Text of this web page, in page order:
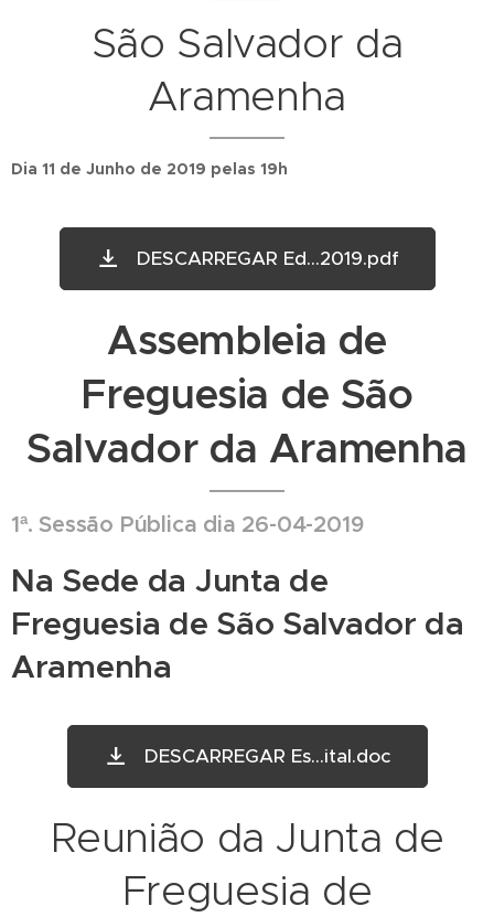
São Salvador da
Aramenha
Dia 11 de Junho de 2019 pelas 19h
DESCARREGAR Ed...2019.pdf
Assembleia de
Freguesia de São
Salvador da Aramenha
1ª. Sessão Pública dia 26-04-2019
Na Sede da Junta de
Freguesia de São Salvador da
Aramenha
DESCARREGAR Es...ital.doc
Reunião da Junta de
Freguesia de